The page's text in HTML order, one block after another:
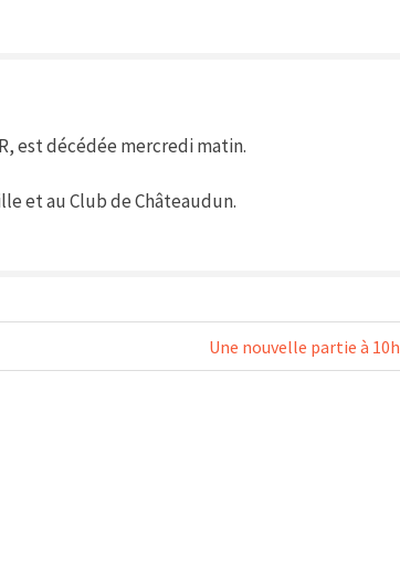
est décédée mercredi matin.
et au Club de Châteaudun.
Next
Post:
Une nouvelle partie à 10h